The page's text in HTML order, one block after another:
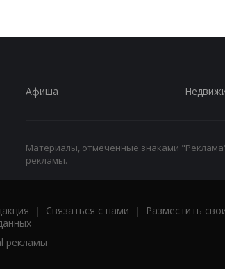
Афиша
Материалы, отмеченные знаками
рекламы.
| Связаться с нами | Разместить
рекламы